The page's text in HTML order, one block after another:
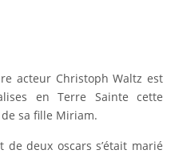
acteur Christoph Waltz est
en Terre Sainte cette
sa fille Miriam.
de deux oscars s’était marié